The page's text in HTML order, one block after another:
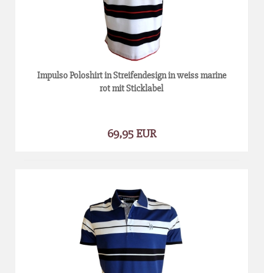
Impulso Poloshirt in Streifendesign in weiss marine
rot mit Sticklabel
69,95 EUR